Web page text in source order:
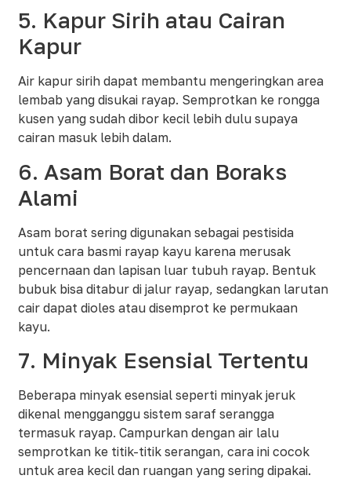
5. Kapur Sirih atau Cairan
Kapur
Air kapur sirih dapat membantu mengeringkan area
lembab yang disukai rayap. Semprotkan ke rongga
kusen yang sudah dibor kecil lebih dulu supaya
cairan masuk lebih dalam.​
6. Asam Borat dan Boraks
Alami
Asam borat sering digunakan sebagai pestisida
untuk cara basmi rayap kayu karena merusak
pencernaan dan lapisan luar tubuh rayap. Bentuk
bubuk bisa ditabur di jalur rayap, sedangkan larutan
cair dapat dioles atau disemprot ke permukaan
kayu.​
7. Minyak Esensial Tertentu
Beberapa minyak esensial seperti minyak jeruk
dikenal mengganggu sistem saraf serangga
termasuk rayap. Campurkan dengan air lalu
semprotkan ke titik-titik serangan, cara ini cocok
untuk area kecil dan ruangan yang sering dipakai.​